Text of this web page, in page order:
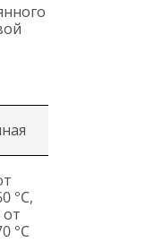
°C,
°C